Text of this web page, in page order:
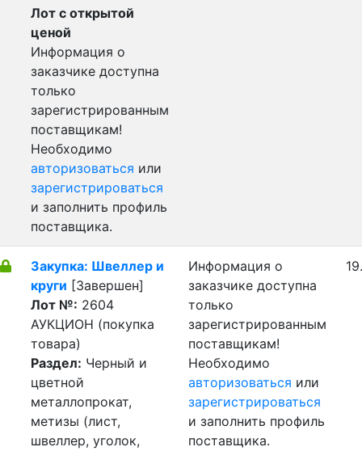
Лот с открытой
ценой
Информация о
заказчике доступна
только
зарегистрированным
поставщикам!
Необходимо
авторизоваться или
зарегистрироваться
и заполнить профиль
поставщика.
Закупка: Швеллер и
круги [Завершен]
Лот №: 2604
АУКЦИОН (покупка
товара)
Раздел: Черный и
цветной
металлопрокат,
метизы (лист,
швеллер, уголок,
Информация о
заказчике доступна
только
зарегистрированным
поставщикам!
Необходимо
авторизоваться или
зарегистрироваться
и заполнить профиль
поставщика.